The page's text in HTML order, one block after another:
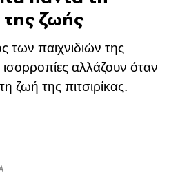
της ζωής
των παιχνιδιών της
αλλάζουν όταν
ζωή της πιτσιρίκας.